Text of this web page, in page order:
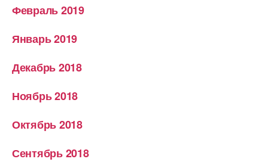
Февраль 2019
Январь 2019
Декабрь 2018
Ноябрь 2018
Октябрь 2018
Сентябрь 2018